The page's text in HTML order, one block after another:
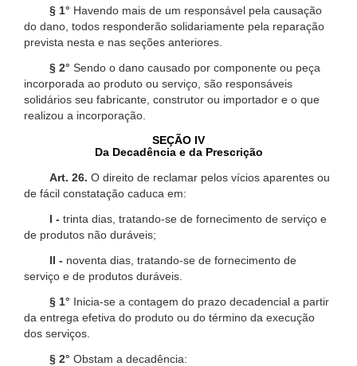
§ 1° Havendo mais de um responsável pela causação
do dano, todos responderão solidariamente pela reparação
prevista nesta e nas seções anteriores.
§ 2° Sendo o dano causado por componente ou peça
incorporada ao produto ou serviço, são responsáveis
solidários seu fabricante, construtor ou importador e o que
realizou a incorporação.
SEÇÃO IV
Da Decadência e da Prescrição
Art. 26. O direito de reclamar pelos vícios aparentes ou
de fácil constatação caduca em:
I - trinta dias, tratando-se de fornecimento de serviço e
de produtos não duráveis;
II - noventa dias, tratando-se de fornecimento de
serviço e de produtos duráveis.
§ 1° Inicia-se a contagem do prazo decadencial a partir
da entrega efetiva do produto ou do término da execução
dos serviços.
§ 2° Obstam a decadência: